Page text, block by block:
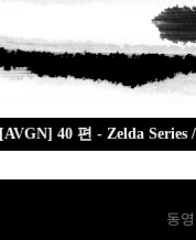
[AVGN] 40 편 - Zelda
동